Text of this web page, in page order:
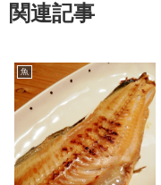
関連記事
魚